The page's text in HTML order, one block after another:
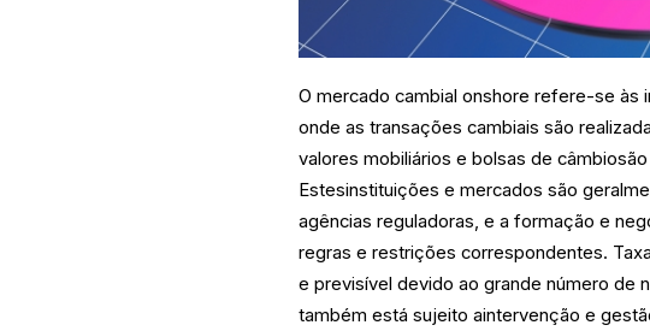
O mercado cambial onshore refere-se às
onde as transações cambiais são
valores mobiliários e bolsas de
Estesinstituições e mercados são
agências reguladoras, e a formação e
regras e restrições correspondentes.
e previsível devido ao grande número de
também está sujeito aintervenção e